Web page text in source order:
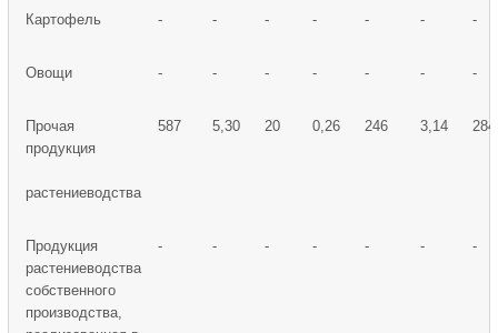
Картофель - - - - - - -
Овощи - - - - - - -
Прочая
продукция
растениеводства
587 5,30 20 0,26 246 3,14
Продукция
растениеводства
собственного
производства,
- - - - - - -